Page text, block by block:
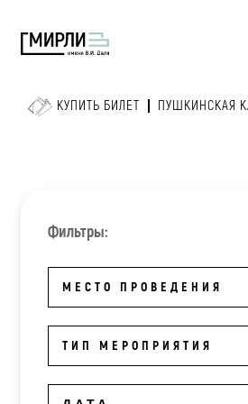
КУПИТЬ БИЛЕТ ПУШКИНСКАЯ
Фильтры:
МЕСТО ПРОВЕДЕНИЯ
ТИП МЕРОПРИЯТИЯ